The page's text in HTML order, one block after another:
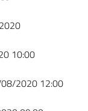
10:00
2020 12:00